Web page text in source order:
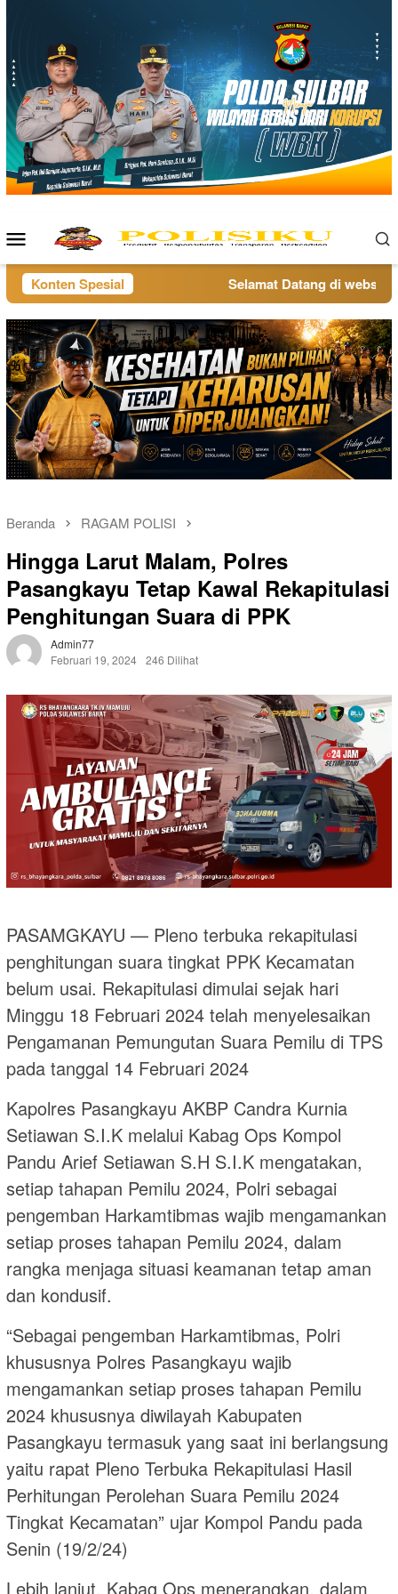
Menu
Mobile
Konten Spesial Selamat Datang di website
Beranda RAGAM POLISI
Hingga Larut Malam, Polres
Pasangkayu Tetap Kawal Rekapitulasi
Penghitungan Suara di PPK
Admin77
Februari 19, 2024 246 Dilihat
PASAMGKAYU — Pleno terbuka rekapitulasi
penghitungan suara tingkat PPK Kecamatan
belum usai. Rekapitulasi dimulai sejak hari
Minggu 18 Februari 2024 telah menyelesaikan
Pengamanan Pemungutan Suara Pemilu di TPS
pada tanggal 14 Februari 2024
Kapolres Pasangkayu AKBP Candra Kurnia
Setiawan S.I.K melalui Kabag Ops Kompol
Pandu Arief Setiawan S.H S.I.K mengatakan,
setiap tahapan Pemilu 2024, Polri sebagai
pengemban Harkamtibmas wajib mengamankan
setiap proses tahapan Pemilu 2024, dalam
rangka menjaga situasi keamanan tetap aman
dan kondusif.
“Sebagai pengemban Harkamtibmas, Polri
khususnya Polres Pasangkayu wajib
mengamankan setiap proses tahapan Pemilu
2024 khususnya diwilayah Kabupaten
Pasangkayu termasuk yang saat ini berlangsung
yaitu rapat Pleno Terbuka Rekapitulasi Hasil
Perhitungan Perolehan Suara Pemilu 2024
Tingkat Kecamatan” ujar Kompol Pandu pada
Senin (19/2/24)
Lebih lanjut, Kabag Ops menerangkan, dalam